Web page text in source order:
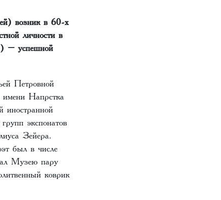
возник в 60-х
личности в
– успешной
Петровной
Напрстка
иностранной
экспонатов
Зейера.
был в числе
Музею пару
коврик